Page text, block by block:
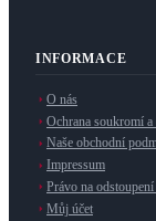
INFORMACE
O nás
Ochrana soukromí a
Naše obchodní
Impressum
Právo na
Můj účet